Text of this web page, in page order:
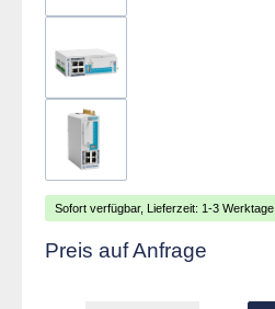
Sofort verfügbar, Lieferzeit: 1-3 Werktage
Preis auf Anfrage